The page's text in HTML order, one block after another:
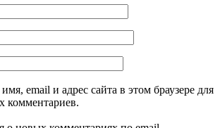
email и адрес сайта в этом браузере для
комментариев.